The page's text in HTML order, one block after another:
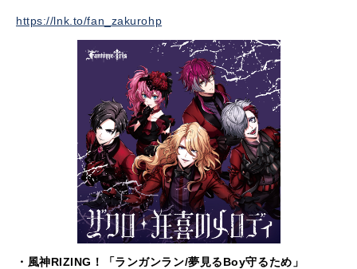
https://lnk.to/fan_zakurohp
・風神RIZING！「ランガンラン/夢見るBoy守るため」